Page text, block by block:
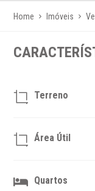
Home Imóveis
Terreno
Área Útil
Quartos